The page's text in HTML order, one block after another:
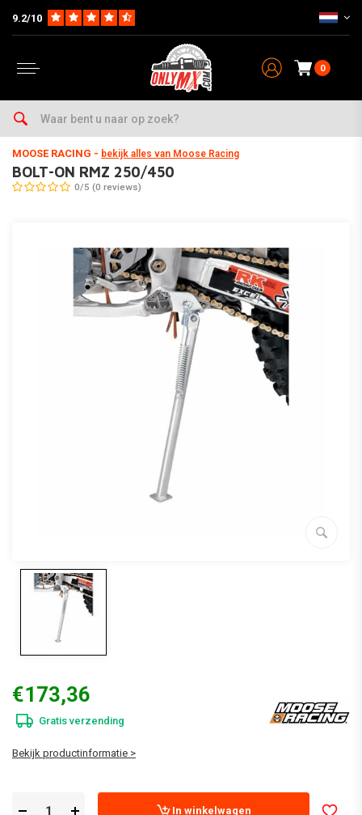
9.2/10
0
Home Parts op Merk & Type
MOOSE RACING - bekijk alles van Moose Racing
BOLT-ON RMZ 250/450
0/5 (0 reviews)
€173,36
Gratis verzending
Bekijk productinformatie >
In winkelwagen